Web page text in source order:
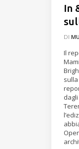
In
DI
Il